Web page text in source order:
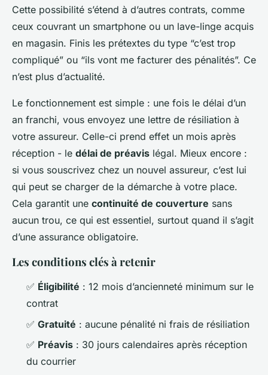
Cette possibilité s’étend à d’autres contrats, comme
ceux couvrant un smartphone ou un lave-linge acquis
en magasin. Finis les prétextes du type “c’est trop
compliqué” ou “ils vont me facturer des pénalités”. Ce
n’est plus d’actualité.
Le fonctionnement est simple : une fois le délai d’un
an franchi, vous envoyez une lettre de résiliation à
votre assureur. Celle-ci prend effet un mois après
réception - le délai de préavis légal. Mieux encore :
si vous souscrivez chez un nouvel assureur, c’est lui
qui peut se charger de la démarche à votre place.
Cela garantit une continuité de couverture sans
aucun trou, ce qui est essentiel, surtout quand il s’agit
d’une assurance obligatoire.
Les conditions clés à retenir
✅ Éligibilité : 12 mois d’ancienneté minimum sur le
contrat
✅ Gratuité : aucune pénalité ni frais de résiliation
✅ Préavis : 30 jours calendaires après réception
du courrier